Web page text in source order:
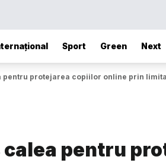
Sport Green Next
pentru protejarea copiilor online prin
calea pentru